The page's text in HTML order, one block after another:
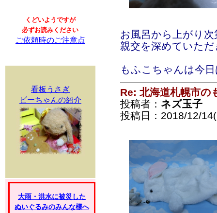
くどいようですが
必ずお読みください
ご依頼時のご注意点
看板うさぎ
ビーちゃんの紹介
大雨・洪水に被災した
ぬいぐるみのみんな様へ
お風呂から上がり
親交を深めていた
もふこちゃんは今
Re: 北海道札幌市の
投稿者： ネズ玉子
投稿日：2018/12/